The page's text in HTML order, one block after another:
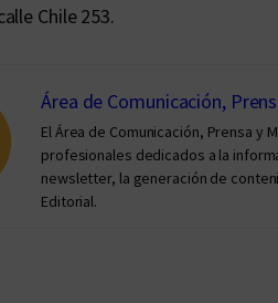
Chile 253.
Área de Comunicación,
El Área de Comunicación, Prensa y
profesionales dedicados a la
newsletter, la generación de
Editorial.